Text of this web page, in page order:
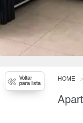
Voltar
para lista
HOME